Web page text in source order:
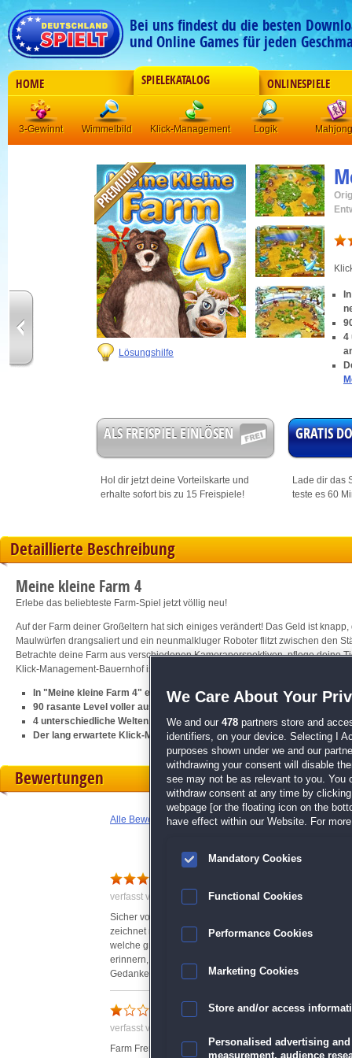
Bei uns findest du die besten
und Online Games für jeden
HOME SPIELEKATALOG ONLINESPIELE
3-Gewinnt Wimmelbild Klick-Management Logik Mahjong
Lösungshilfe
4
ALS FREISPIEL EINLÖSEN
Hol dir jetzt deine Vorteilskarte und
erhalte sofort bis zu 15 Freispiele!
GRATIS
Lade dir das
teste es 60
Detaillierte Beschreibung
Meine kleine Farm 4
Erlebe das beliebteste Farm-Spiel jetzt völlig neu!
Auf der Farm deiner Großeltern hat sich einiges verändert! Das Geld ist
Maulwürfen drangsaliert und ein neunmalkluger Roboter flitzt zwischen den
Betrachte deine Farm aus verschiedenen Kameraperspektiven, pflege deine
Klick-Management-Bauernhof ist eine ganz neue Herausforderung!
In "Meine kleine Farm 4" erwartet dich Bauernhof-Spaß in einer ganz
90 rasante Level voller ausgefeilter Klick-Management-Action
4 unterschiedliche Welten, eine frei schwenkbare Kamera und 40
Der lang erwartete Klick-Management-Hit für Einsteiger und Fans der
Bewertungen
Alle Bewertungen anzeigen
verfasst von Claudia am 23.08.2013 um 10:56
Sicher von vielen Fans der Farm-Frenzy-Reihe mit
zeichnet nicht mehr Melesta als Entwickler, sondern ist
welche größtenteils das Erreichen der Level-Ziele
erinnern, die einen mit sehnsüchtigem Blick, die
Gedanken bei den explodierende
Wieder einmal ist die Enkelin in den Ferien bei ihren
verschwinden und zudem den Großeltern ein
macht sie sich frisch ans Werk und beginnt damit, Geld
Ausserirdischen, sondern wird nebenbei noch zur
Schrecklich schlecht!
verfasst von Anonym am 23.08.2017 um 16:49
Farm Frenzy 4 ist tot! Es lebe Farm Frenzy 1-3!
We Care About Your
We and our 478 partners store and
identifiers, on your device. Selecting I
purposes shown under we and our
withdrawing your consent will disable
see may not be as relevant to you. You
withdraw consent at any time by
webpage [or the floating icon on the
have effect within our Website. For
Mandatory Cookies
Functional Cookies
Performance Cookies
Marketing Cookies
Store and/or access
Personalised advertising
measurement, audience